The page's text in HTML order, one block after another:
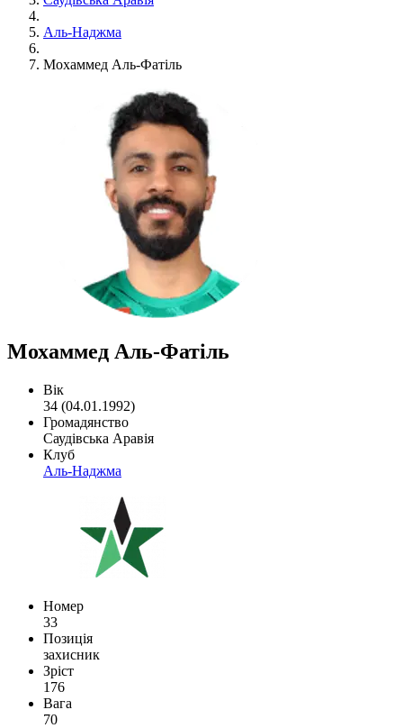
Аль-Наджма
Мохаммед Аль-Фатіль
Мохаммед Аль-Фатіль
Вік
34 (04.01.1992)
Громадянство
Саудівська Аравія
Клуб
Аль-Наджма
Номер
33
Позиція
захисник
Зріст
176
Вага
70